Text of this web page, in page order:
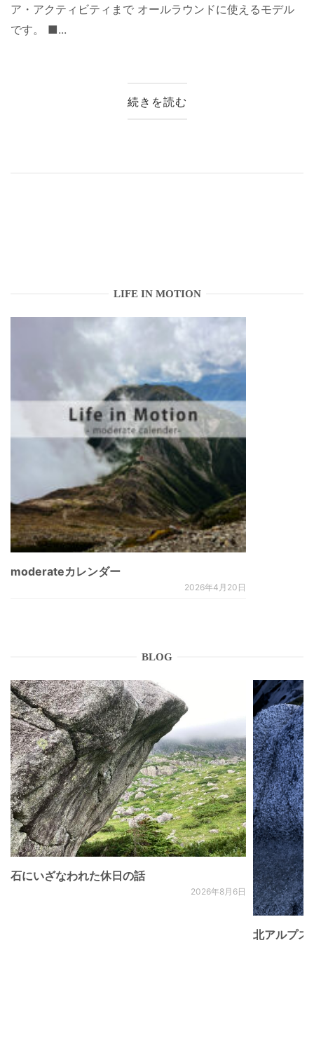
ア・アクティビティまで オールラウンドに使えるモデル
です。 ■...
続きを読む
LIFE IN MOTION
moderateカレンダー
2026年4月20日
BLOG
石にいざなわれた休日の話
2026年8月6日
北アルプ